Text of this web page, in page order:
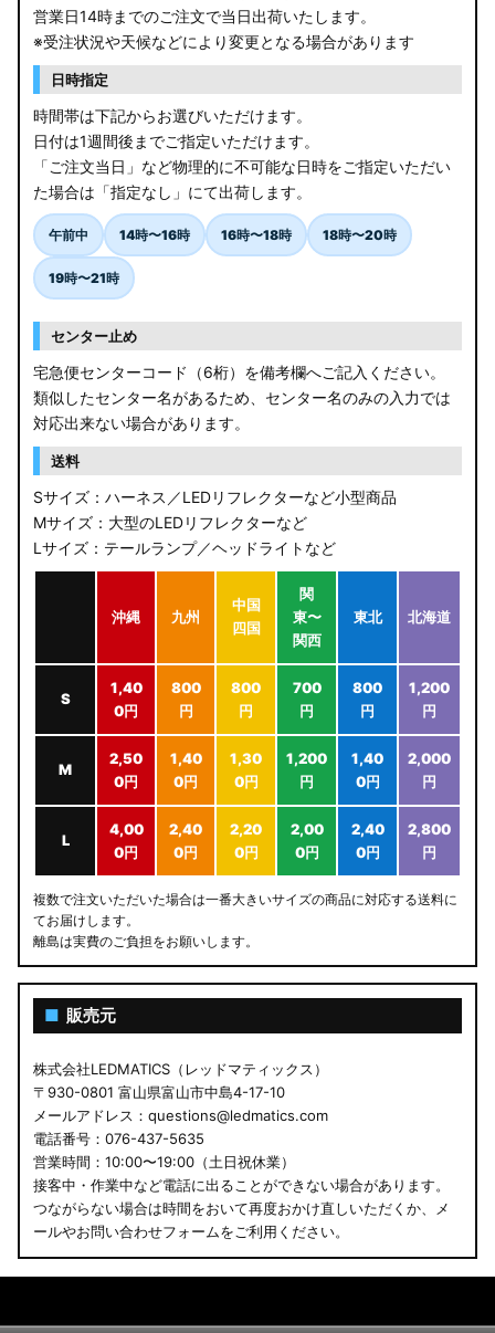
営業日14時までのご注文で当日出荷いたします。
※受注状況や天候などにより変更となる場合があります
日時指定
時間帯は下記からお選びいただけます。
日付は1週間後までご指定いただけます。
「ご注文当日」など物理的に不可能な日時をご指定いただい
た場合は「指定なし」にて出荷します。
午前中 14時〜16時 16時〜18時 18時〜20時
19時〜21時
センター止め
宅急便センターコード（6桁）を備考欄へご記入ください。
類似したセンター名があるため、センター名のみの入力では
対応出来ない場合があります。
送料
Sサイズ：ハーネス／LEDリフレクターなど小型商品
Mサイズ：大型のLEDリフレクターなど
Lサイズ：テールランプ／ヘッドライトなど
沖縄 九州
中国
四国
関
東〜
関西
東北 北海道
S
1,40
0円
800
円
800
円
700
円
800
円
1,200
円
M
2,50
0円
1,40
0円
1,30
0円
1,200
円
1,40
0円
2,000
円
L
4,00
0円
2,40
0円
2,20
0円
2,00
0円
2,40
0円
2,800
円
複数で注文いただいた場合は一番大きいサイズの商品に対応する送料に
てお届けします。
離島は実費のご負担をお願いします。
■ 販売元
株式会社LEDMATICS（レッドマティックス）
〒930-0801 富山県富山市中島4-17-10
メールアドレス：questions@ledmatics.com
電話番号：076-437-5635
営業時間：10:00〜19:00（土日祝休業）
接客中・作業中など電話に出ることができない場合があります。
つながらない場合は時間をおいて再度おかけ直しいただくか、メ
ールやお問い合わせフォームをご利用ください。